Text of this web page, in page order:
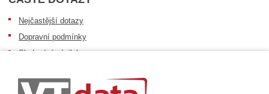
Nejčastější dotazy
Dopravní podmínky
Sledování zásilek
Informace k dostupnosti zboží